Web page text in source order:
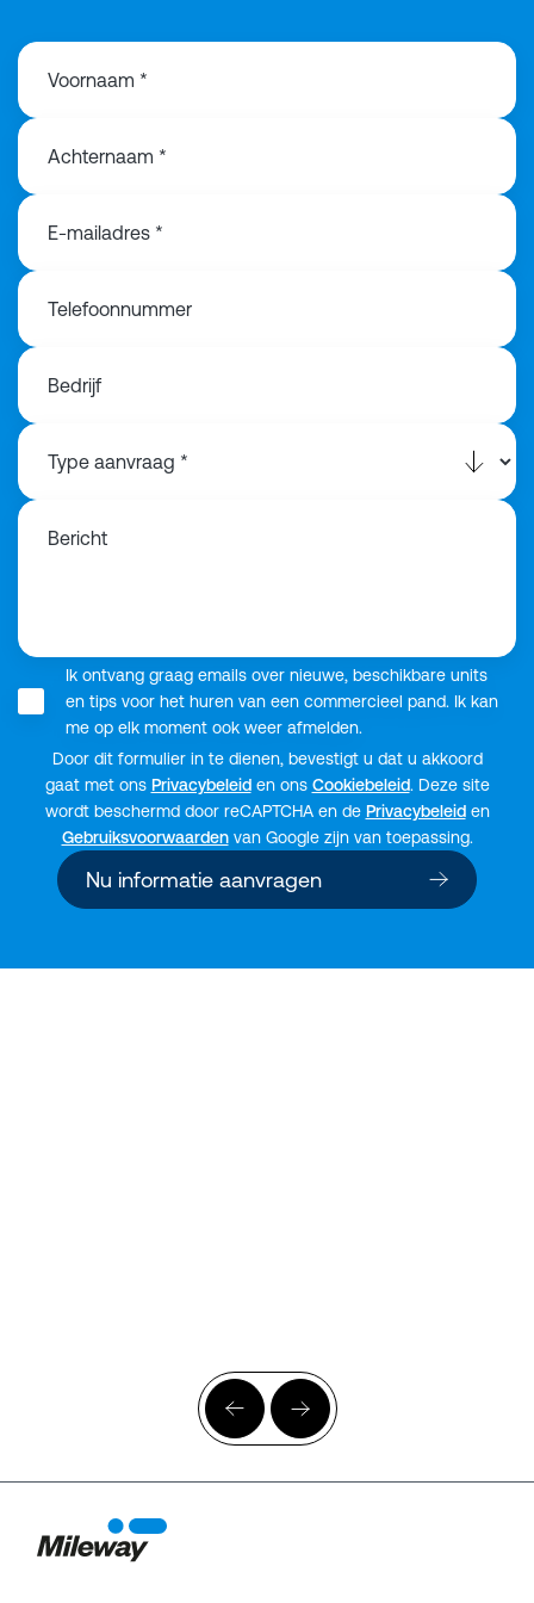
Voornaam *
Achternaam *
E-mailadres *
Telefoonnummer
Bedrijf
Bericht
Ik ontvang graag emails over nieuwe, beschikbare units
en tips voor het huren van een commercieel pand. Ik kan
me op elk moment ook weer afmelden.
Door dit formulier in te dienen, bevestigt u dat u akkoord
gaat met ons Privacybeleiden ons Cookiebeleid. Deze site
wordt beschermd door reCAPTCHA en de Privacybeleiden
Gebruiksvoorwaardenvan Google zijn van toepassing.
Nu informatie aanvragen